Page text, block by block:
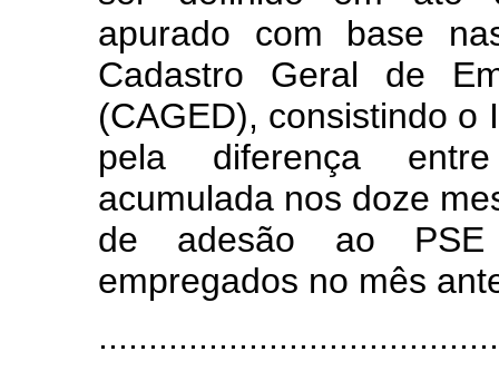
apurado com base
Cadastro Geral de
(CAGED), consistindo o
pela diferença
acumulada nos doze
de adesão ao
empregados no mês